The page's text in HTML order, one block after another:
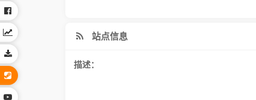
站点信息
描述：